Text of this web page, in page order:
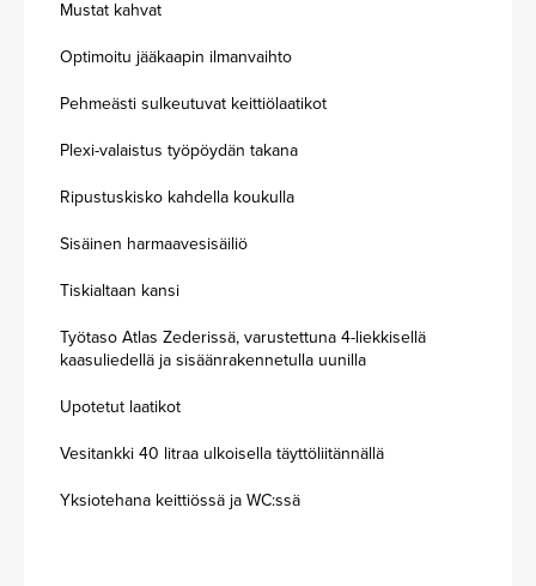
Mustat kahvat
Optimoitu jääkaapin ilmanvaihto
Pehmeästi sulkeutuvat keittiölaatikot
Plexi-valaistus työpöydän takana
Ripustuskisko kahdella koukulla
Sisäinen harmaavesisäiliö
Tiskialtaan kansi
Työtaso Atlas Zederissä, varustettuna 4-liekkisellä
kaasuliedellä ja sisäänrakennetulla uunilla
Upotetut laatikot
Vesitankki 40 litraa ulkoisella täyttöliitännällä
Yksiotehana keittiössä ja WC:ssä